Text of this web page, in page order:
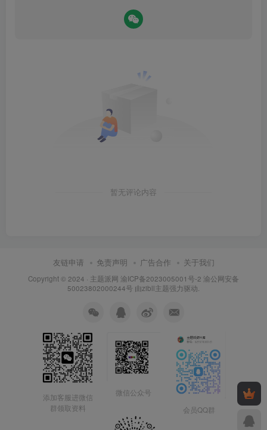
暂无评论内容
友链申请 免责声明 广告合作 关于我们
Copyright © 2024 · 主题派网 渝ICP备2023005001号-2 渝公网安备
50023802000244号 由zibll主题强力驱动.
添加客服进微信
群领取资料
微信公众号
会员QQ群